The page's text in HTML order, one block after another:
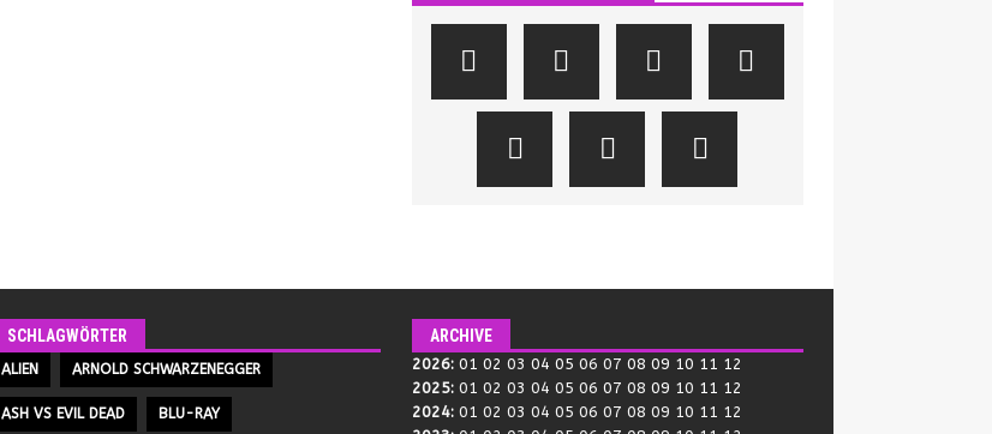
SCHLAGWÖRTER
ALIEN ARNOLD SCHWARZENEGGER
ASH VS EVIL DEAD BLU-RAY
ARCHIVE
2026: 01 02 03 04 05 06 07 08 09 10 11 12
2025: 01 02 03 04 05 06 07 08 09 10 11 12
2024: 01 02 03 04 05 06 07 08 09 10 11 12